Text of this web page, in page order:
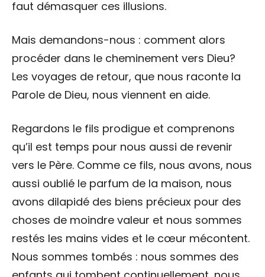
faut démasquer ces illusions.
Mais demandons-nous : comment alors
procéder dans le cheminement vers Dieu?
Les voyages de retour, que nous raconte la
Parole de Dieu, nous viennent en aide.
Regardons le fils prodigue et comprenons
qu’il est temps pour nous aussi de revenir
vers le Père. Comme ce fils, nous avons, nous
aussi oublié le parfum de la maison, nous
avons dilapidé des biens précieux pour des
choses de moindre valeur et nous sommes
restés les mains vides et le cœur mécontent.
Nous sommes tombés : nous sommes des